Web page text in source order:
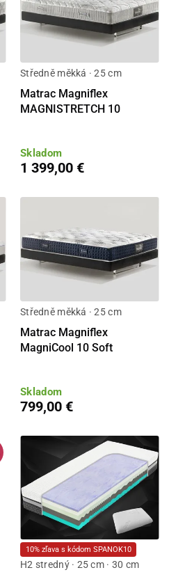
Středně měkká · 25 cm
Matrac Magniflex
MAGNISTRETCH 10
Skladom
1 399,00 €
Středně měkká · 25 cm
Matrac Magniflex
MagniCool 10 Soft
Skladom
799,00 €
10% zľava s kódom SPANOK10
H2 stredný · 25 cm · 30 cm